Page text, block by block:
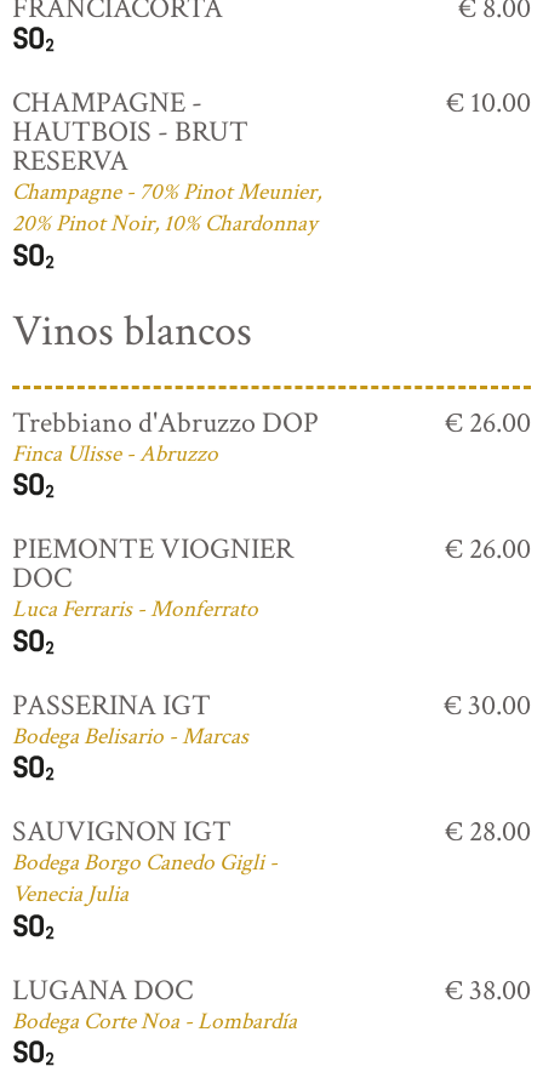
FRANCIACORTA € 8.00
CHAMPAGNE -
HAUTBOIS - BRUT
RESERVA
Champagne - 70% Pinot Meunier,
20% Pinot Noir, 10% Chardonnay
€ 10.00
Vinos blancos
Trebbiano d'Abruzzo DOP
Finca Ulisse - Abruzzo
€ 26.00
PIEMONTE VIOGNIER
DOC
Luca Ferraris - Monferrato
€ 26.00
PASSERINA IGT
Bodega Belisario - Marcas
€ 30.00
SAUVIGNON IGT
Bodega Borgo Canedo Gigli -
Venecia Julia
€ 28.00
LUGANA DOC
Bodega Corte Noa - Lombardía
€ 38.00